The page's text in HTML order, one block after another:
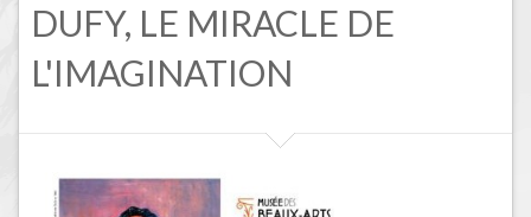
DUFY, LE MIRACLE DE
L'IMAGINATION